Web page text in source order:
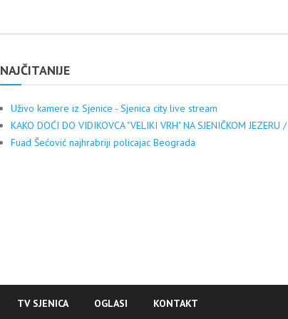
NAJČITANIJE
Uživo kamere iz Sjenice - Sjenica city live stream
KAKO DOĆI DO VIDIKOVCA "VELIKI VRH" NA SJENIČKOM
Fuad Šećović najhrabriji policajac Beograda
TV SJENICA OGLASI KONTAKT